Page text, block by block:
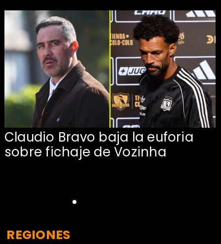
Claudio Bravo baja la euforia
sobre fichaje de Vozinha
REGIONES